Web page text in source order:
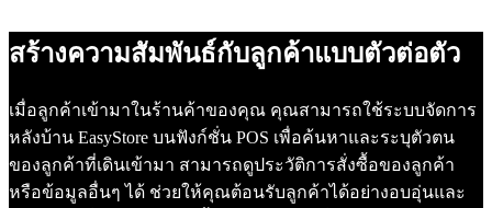
สร้างความสัมพันธ์กับลูกค้าแบบตัวต่อตัว
เมื่อลูกค้าเข้ามาในร้านค้าของคุณ คุณสามารถใช้ระบบจัดการ
หลังบ้าน EasyStore บนฟังก์ชั่น POS เพื่อค้นหาและระบุตัวตน
ของลูกค้าที่เดินเข้ามา สามารถดูประวัติการสั่งซื้อของลูกค้า
หรือข้อมูลอื่นๆ ได้ ช่วยให้คุณต้อนรับลูกค้าได้อย่างอบอุ่นและ